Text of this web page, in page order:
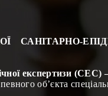
САНІТАРНО-
експертизи (СЕС)
певного об’єкта